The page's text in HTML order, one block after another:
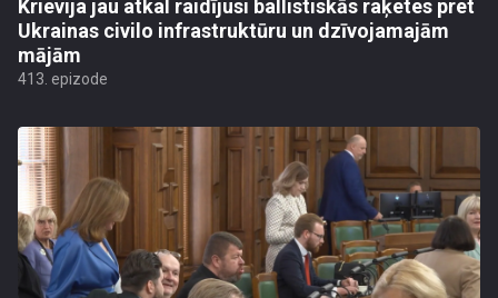
Krievija jau atkal raidījusi ballistiskās raķetes pret
Ukrainas civilo infrastruktūru un dzīvojamajām
mājām
413. epizode